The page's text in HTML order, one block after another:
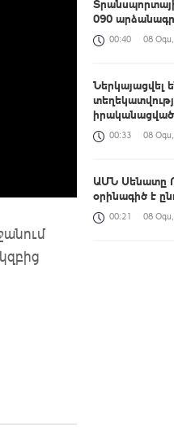
090
00:40 08
իրականացված
00:33 08
ԱՄՆ Սենատը
օրինագիծ է
00:21 08